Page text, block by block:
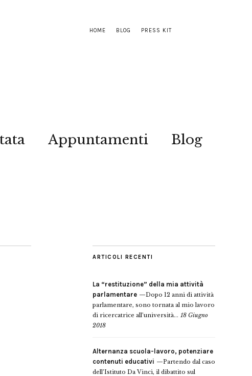
HOME BLOG PRESS KIT
Appuntamenti Blog
ARTICOLI RECENTI
La “restituzione” della mia attività
parlamentare
Dopo 12 anni di attività
parlamentare, sono tornata al mio lavoro
di ricercatrice all’università... 18 Giugno
2018
Alternanza scuola-lavoro, potenziare
contenuti educativi
Partendo dal caso
dell’Istituto Da Vinci, il dibattito sul